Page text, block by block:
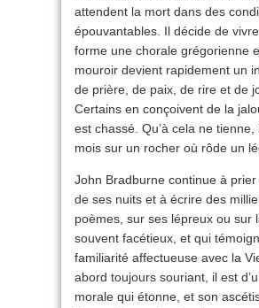
attendent la mort dans des
épouvantables. Il décide de
forme une chorale grégorienne
mouroir devient rapidement un
de prière, de paix, de rire et de
Certains en conçoivent de la
est chassé. Qu’à cela ne tienne,
mois sur un rocher où rôde un
John Bradburne continue à
de ses nuits et à écrire des
poèmes, sur ses lépreux ou sur
souvent facétieux, et qui
familiarité affectueuse avec la
abord toujours souriant, il est
morale qui étonne, et son